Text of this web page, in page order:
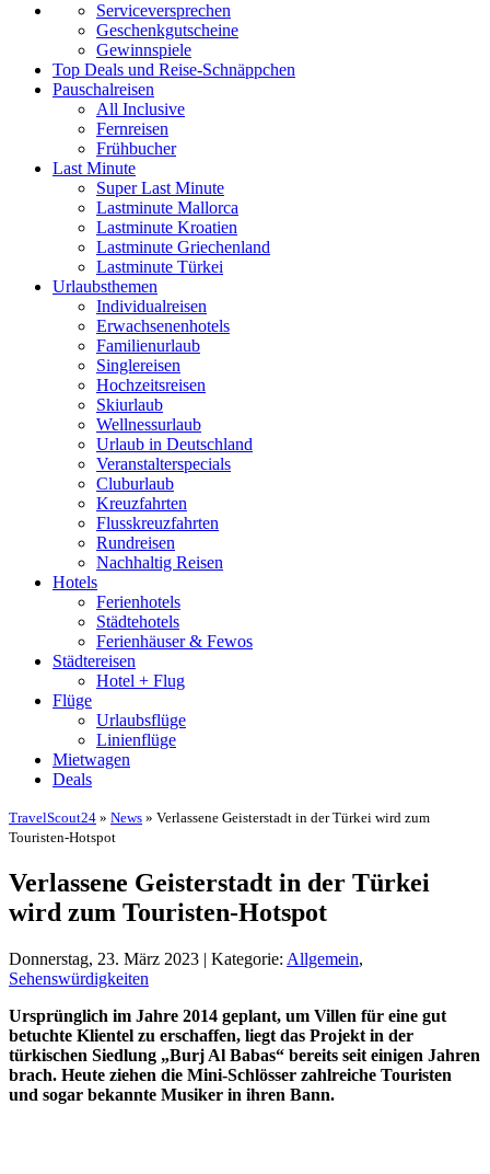
Serviceversprechen
Geschenkgutscheine
Gewinnspiele
Top Deals und Reise-Schnäppchen
Pauschalreisen
All Inclusive
Fernreisen
Frühbucher
Last Minute
Super Last Minute
Lastminute Mallorca
Lastminute Kroatien
Lastminute Griechenland
Lastminute Türkei
Urlaubsthemen
Individualreisen
Erwachsenenhotels
Familienurlaub
Singlereisen
Hochzeitsreisen
Skiurlaub
Wellnessurlaub
Urlaub in Deutschland
Veranstalterspecials
Cluburlaub
Kreuzfahrten
Flusskreuzfahrten
Rundreisen
Nachhaltig Reisen
Hotels
Ferienhotels
Städtehotels
Ferienhäuser & Fewos
Städtereisen
Hotel + Flug
Flüge
Urlaubsflüge
Linienflüge
Mietwagen
Deals
TravelScout24 » News » Verlassene Geisterstadt in der Türkei wird zum
Touristen-Hotspot
Verlassene Geisterstadt in der Türkei
wird zum Touristen-Hotspot
Donnerstag, 23. März 2023 | Kategorie: Allgemein,
Sehenswürdigkeiten
Ursprünglich im Jahre 2014 geplant, um Villen für eine gut
betuchte Klientel zu erschaffen, liegt das Projekt in der
türkischen Siedlung „Burj Al Babas“ bereits seit einigen Jahren
brach. Heute ziehen die Mini-Schlösser zahlreiche Touristen
und sogar bekannte Musiker in ihren Bann.